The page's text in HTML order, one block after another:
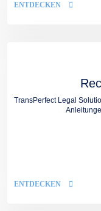
ENTDECKEN
TransPerfect Legal
ENTDECKEN